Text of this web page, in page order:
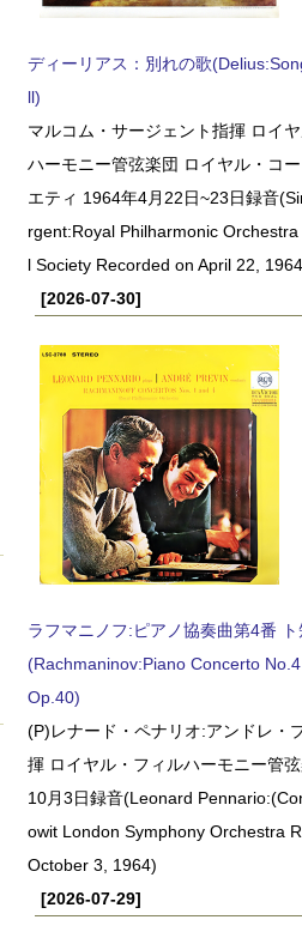
ディーリアス：別れの歌
ll)
マルコム・サージェント指揮 ロイ
ハーモニー管弦楽団 ロイヤル・コ
エティ 1964年4月22日~23日録音
rgent:Royal Philharmonic
l Society Recorded on April 22,
[2026-07-30]
ラフマニノフ:ピアノ協奏曲第4番
(Rachmaninov:Piano Concerto
Op.40)
(P)レナード・ペナリオ:アンドレ・
揮 ロイヤル・フィルハーモニー管
10月3日録音(Leonard
owit London Symphony Orchestra
October 3, 1964)
[2026-07-29]